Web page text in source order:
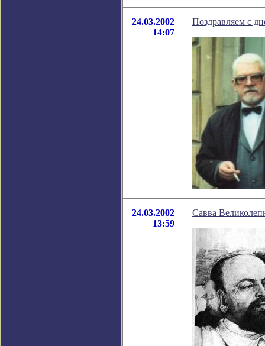
24.03.2002
14:07
Поздравляем с
24.03.2002
13:59
Савва